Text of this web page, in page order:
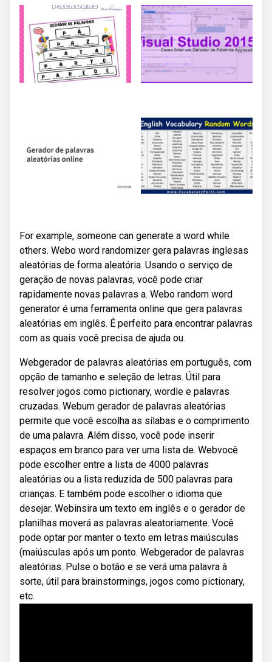
For example, someone can generate a word while
others. Webo word randomizer gera palavras inglesas
aleatórias de forma aleatória. Usando o serviço de
geração de novas palavras, você pode criar
rapidamente novas palavras a. Webo random word
generator é uma ferramenta online que gera palavras
aleatórias em inglês. É perfeito para encontrar palavras
com as quais você precisa de ajuda ou.
Webgerador de palavras aleatórias em português, com
opção de tamanho e seleção de letras. Útil para
resolver jogos como pictionary, wordle e palavras
cruzadas. Webum gerador de palavras aleatórias
permite que você escolha as sílabas e o comprimento
de uma palavra. Além disso, você pode inserir
espaços em branco para ver uma lista de. Webvocê
pode escolher entre a lista de 4000 palavras
aleatórias ou a lista reduzida de 500 palavras para
crianças. E também pode escolher o idioma que
desejar. Webinsira um texto em inglês e o gerador de
planilhas moverá as palavras aleatoriamente. Você
pode optar por manter o texto em letras maiúsculas
(maiúsculas após um ponto. Webgerador de palavras
aleatórias. Pulse o botão e se verá uma palavra à
sorte, útil para brainstormings, jogos como pictionary,
etc.